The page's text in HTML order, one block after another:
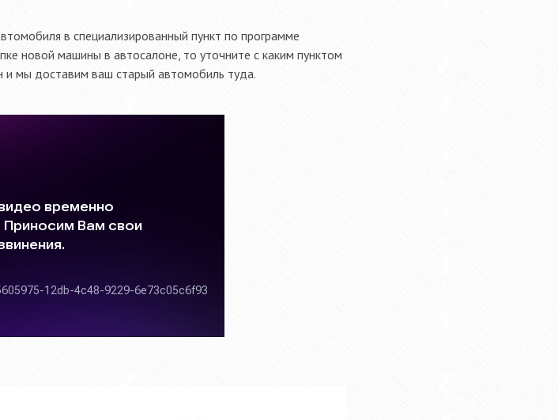
в специализированный пункт по программе
новой машины в автосалоне, то уточните с каким пунктом
и мы доставим ваш старый автомобиль туда.